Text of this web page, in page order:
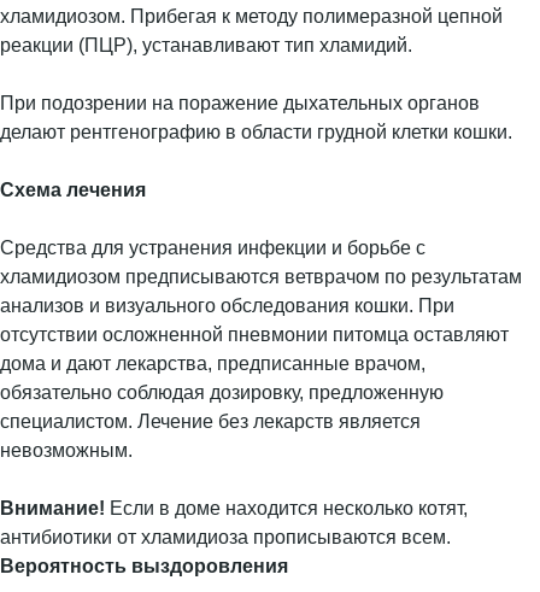
хламидиозом. Прибегая к методу полимеразной цепной
реакции (ПЦР), устанавливают тип хламидий.
При подозрении на поражение дыхательных органов
делают рентгенографию в области грудной клетки кошки.
Схема лечения
Средства для устранения инфекции и борьбе с
хламидиозом предписываются ветврачом по результатам
анализов и визуального обследования кошки. При
отсутствии осложненной пневмонии питомца оставляют
дома и дают лекарства, предписанные врачом,
обязательно соблюдая дозировку, предложенную
специалистом. Лечение без лекарств является
невозможным.
Внимание! Если в доме находится несколько котят,
антибиотики от хламидиоза прописываются всем.
Вероятность выздоровления